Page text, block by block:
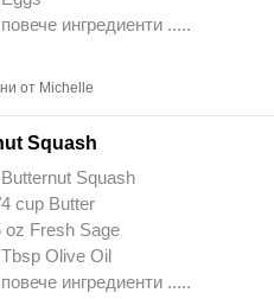
ингредиенти .....
от Michelle
Squash
Squash
cup Butter
oz Fresh Sage
Olive Oil
ингредиенти .....